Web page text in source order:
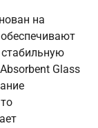
на
Glass